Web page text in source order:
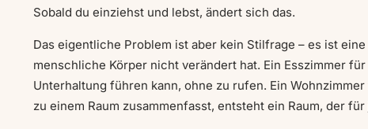
Sobald du einziehst und lebst, ändert sich das.
Das eigentliche Problem ist aber kein Stilfrage – es ist
menschliche Körper nicht verändert hat. Ein Esszimmer
Unterhaltung führen kann, ohne zu rufen. Ein
zu einem Raum zusammenfasst, entsteht ein Raum, der